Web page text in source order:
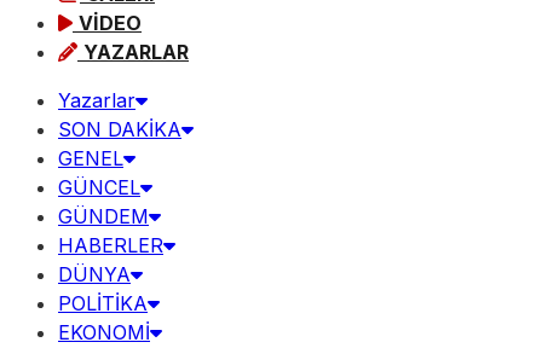
VİDEO
YAZARLAR
Yazarlar
SON DAKİKA
GENEL
GÜNCEL
GÜNDEM
HABERLER
DÜNYA
POLİTİKA
EKONOMİ